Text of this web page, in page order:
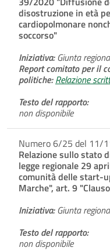
disostruzione in età
cardiopolmonare
soccorso"
Iniziativa:Giunta
Report comitato per il
politiche: Relazione
Testo del rapporto:
non disponibile
Numero 6/25 del 11/
Relazione sullo stato
legge regionale 29
comunità delle start-
Marche", art. 9
Iniziativa:Giunta
Testo del rapporto:
non disponibile